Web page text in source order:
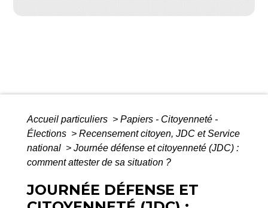
Accueil particuliers > Papiers - Citoyenneté -
Élections > Recensement citoyen, JDC et Service
national > Journée défense et citoyenneté (JDC) :
comment attester de sa situation ?
JOURNÉE DÉFENSE ET